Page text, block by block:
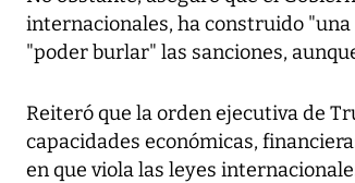
internacionales, ha construido
"poder burlar" las sanciones,
Reiteró que la orden ejecutiva de
capacidades económicas,
en que viola las leyes